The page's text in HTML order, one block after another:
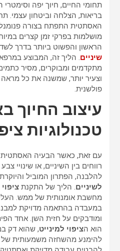
תחומי החיים, חיוך יפה
בריאות, הצלחה וביטחון עצמי.
האסתטית התפתח בצורה
מושלמות בפרקי זמן קצרים
הראשון והפשוט ביותר בדרך
שיניים. הליך זה, המבוצע
מתקדמים ומבוקרים, מסיר כתמים
וצעיר יותר, שמשנה את כל
פולשנית.
עיצוב החיוך
טכנולוגיות
עם זאת, כאשר הבעיה האסתטית
רווחים בין השיניים, או שינויי
להלבנה, הפתרון המוביל
לשיניים. הליך של התקנת
מחשבת אומנותית של ממש.
במעבדה בהתאמה מדויקת
ומודבקים על חזית השן. אחד
הוא הציפוי למינייט, שהוא דק
להימנע מהשחזה משמעותית של